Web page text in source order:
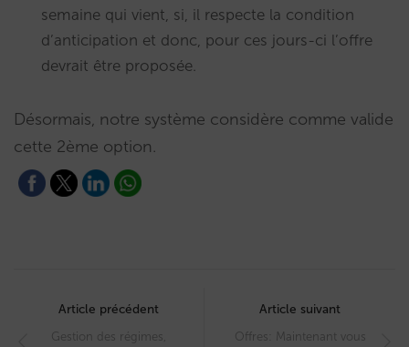
semaine qui vient, si, il respecte la condition
d’anticipation et donc, pour ces jours-ci l’offre
devrait être proposée.
Désormais, notre système considère comme valide
cette 2ème option.
navigation
Article précédent
Gestion des régimes,
Article suivant
Offres: Maintenant vous